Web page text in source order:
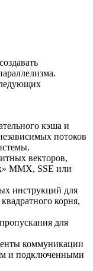
кэша и
потоков
векторов,
MMX, SSE или
инструкций для
корня,
для
коммуникации
и подключенными